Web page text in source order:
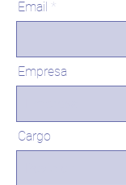
Email
Empresa
Cargo